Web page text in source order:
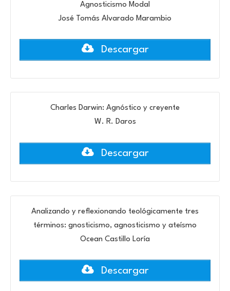
Agnosticismo Modal
José Tomás Alvarado Marambio
Descargar
Charles Darwin: Agnóstico y creyente
W. R. Daros
Descargar
Analizando y reflexionando teológicamente tres
términos: gnosticismo, agnosticismo y ateísmo
Ocean Castillo Loría
Descargar